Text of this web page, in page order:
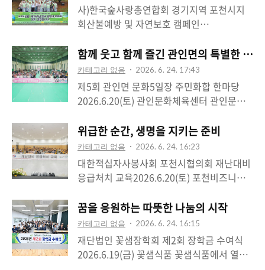
수 있는 축제 같은 시간이었..
수 있었습니다.게이트볼은 남녀노소 누구나
함께 즐길 수 있는 운동이지만, 특히 어르신
즐거움과 이웃을 만나는 기쁨을 함께 주는 소
중한 종목이라고 생각합니다. 전국 각지에서
포천을 찾아주신 선수 여러..
철 입맛을 돋우는 오이지 한 통에도 누군가의
안부를 살피고, 어려운 이웃의 식탁을 생각하
는 따뜻한 마음이 담겨 있었습니다.함께 모여
손을 보태는 모습이 참 정겨웠습니다. 익숙한
손놀림으로 오이를 정리하시면서도 서로의
안부를 묻고, 웃음을 나누고, 더 맛있게 담그
기 위해 마음을 모으는 모습에서 봉사가 거창
한 일이 아니라 생활 속에서 자연스럽게 이어
자봉사회는 늘 필요한 곳에서 조용히 역할을
해오고 있습니다. 어려운 이웃을 위한 반찬
나눔과 봉사, 재난과 위기 상황에..
사)한국숲사랑총연합회 경기지역 포천시지
회산불예방 및 자연보호 캠페인
서 열린 사)한국숲사랑총연합회 경기지역 포
천시지회 산불예방 및 자연보호 캠페인에 함
께했습니다.포천은 산과 숲, 하천과 들이 어
우러진 자연이 큰 자산인 도시입니다. 그만큼
자연을 지키는 일은 단순한 환경운동을 넘어,
우리 삶의 터전을 지키고 다음 세대에게 더
좋은 포천을 물려주는 일이라고 생각합니다.
이날 캠페인에는 사)한국숲사랑총연합회 김
필례 총재님을 비롯해 경기지역 포천시지회
회원 여러분께서 함께해 주셨습니다. 청성역
고 자연보호 실천을 다짐하는 모습을 보며,
숲을 아끼는 마음이 말이 아니라 꾸준한 행동
으로 이어지고 있음을 느낄 수 있었습니다.특
히 산불은 ..
함께 웃고 함께 즐긴 관인면의 특별한 하루
카테고리 없음 2026. 6. 24. 17:43
제5회 관인면 문화5일장 주민화합 한마당
2026.6.20(토) 관인문화체육센터 관인문화
주민화합 한마당에 함께했습니다.올해로 5회
를 맞은 이번 행사는 관인면 주민자치회가 주
민들에게 문화예술을 가까이에서 누릴 기회
를 드리고, 세대 간 소통과 유대감을 더하기
위해 마련한 자리였습니다. 행사장에는 주민
여러분을 비롯해 지역 기관·단체 관계자분들
이 함께해 주셨고, 곳곳에서 반가운 인사와
웃음이 이어졌습니다.체험부스에서는 맞춤
장바구니, 열쇠고리, 자개빗 만들기 등 주민
들이 직접 참여할 수 있는 프로그램이 진행됐
위급한 순간, 생명을 지키는 준비
카테고리 없음 2026. 6. 24. 16:23
대한적십자사봉사회 포천시협의회 재난대비
응급처치 교육2026.6.20(토) 포천비즈니스
사봉사회 포천시협의회 재난대비 응급처치
교육에 함께했습니다.재난이나 응급상황은
특별한 사람에게만 일어나는 일이 아니라, 우
리 가족과 이웃 누구에게나 갑작스럽게 찾아
올 수 있는 일입니다. 그래서 교육은 단순히
꿈을 응원하는 따뜻한 나눔의 시작
카테고리 없음 2026. 6. 24. 16:15
재단법인 꽃샘장학회 제2회 장학금 수여식
2026.6.19(금) 꽃샘식품 꽃샘식품에서 열린